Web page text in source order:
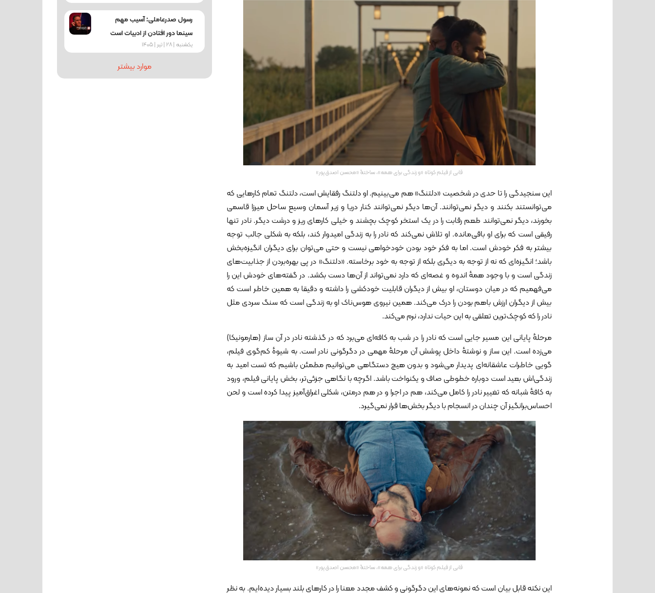
قابی از فیلم کوتاه «و زندگی برای همه»، ساختۀ «محسن اصدق‌پور»
این سنجیدگی را تا حدی در شخصیت «دلتنگ» هم می‌بینیم. او دلتنگ رفقایش است، دلتنگ تمام کارهایی که
می‌توانستند بکنند و دیگر نمی‌توانند. آن‌ها دیگر نمی‌توانند کنار دریا و زیر آسمان وسیع ساحل میرزا قاسمی
بخورند، دیگر نمی‌توانند طعم رقابت را در یک استخر کوچک بچشند و خیلی کارهای ریز و درشت دیگر. نادر تنها
رفیقی است که برای او باقی‌مانده. او تلاش نمی‌کند که نادر را به زندگی امیدوار کند،‌ بلکه به شکلی جالب توجه
بیشتر به فکر خودش است. اما به فکر خود بودن خودخواهی نیست و حتی می‌توان برای دیگران انگیزه‌بخش
باشد؛ انگیزه‌ای که نه از توجه به دیگری بلکه از توجه به خود برخاسته. «دلتنگ» در پی بهره‌بردن از جذابیت‌های
زندگی است و با وجود همهٔ اندوه و غصه‌ای که دارد نمی‌تواند از آن‌ها دست بکشد. در گفته‌های خودش این را
می‌فهمیم که در میان دوستان، او بیش از دیگران قابلیت خودکشی را داشته و دقیقا به همین خاطر است که
بیش از دیگران ارزش باهم بودن را درک می‌کند. همین نیروی هوس‌ناک او به زندگی است که سنگ سردی مثل
نادر را که کوچک‌ترین تعلقی به این حیات ندارد، نرم می‌کند.
مرحلهٔ پایانی این مسیر جایی است که نادر را در شب به کافه‌ای می‌برد که در گذشته نادر در آن ساز (هارمونیکا)
می‌زده است. این ساز و نوشتهٔ داخل پوشش آن مرحلهٔ مهمی در دگرگونی نادر است. به شیوهٔ کم‌گوی فیلم،
گویی خاطرات عاشقانه‌ای پدیدار می‌شود و بدون هیچ دستگاهی می‌توانیم مطمئن باشیم که تست امید به
زندگی‌اش بعید است دوباره خطوطی صاف و یکنواخت باشد. اگرچه با نگاهی جزئی‌تر، ‌بخش پایانی فیلم، ورود
به کافهٔ شبانه که تغییر نادر را کامل می‌کند، هم در اجرا و در هم درمتن، شکلی اغراق‌آمیز پیدا کرده است و لحن
احساس‌برانگیز آن چندان در انسجام با دیگر بخش‌ها قرار نمی‌گیرد.
قابی از فیلم کوتاه «و زندگی برای همه»، ساختۀ «محسن اصدق‌پور»
این نکته قابل بیان است که نمونه‌های این دگرگونی و کشف مجدد معنا را در کارهای بلند بسیار دیده‌ایم. به نظر
رسول صدرعاملی: آسیب‌ مهم
سینما دور افتادن از ادبیات است
یکشنبه | 28 | تیر | 1405
موارد بیشتر